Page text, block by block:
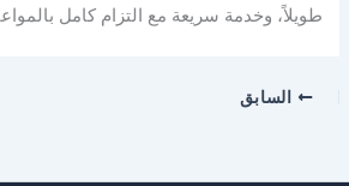
طويلاً، وخدمة سريعة مع التزام كامل
السابق